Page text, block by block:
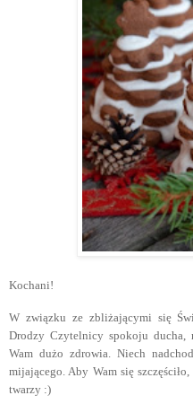
Kochani!
W związku ze zbliżającymi się
Drodzy Czytelnicy spokoju ducha,
Wam dużo zdrowia. Niech
mijającego. Aby Wam się
twarzy :)